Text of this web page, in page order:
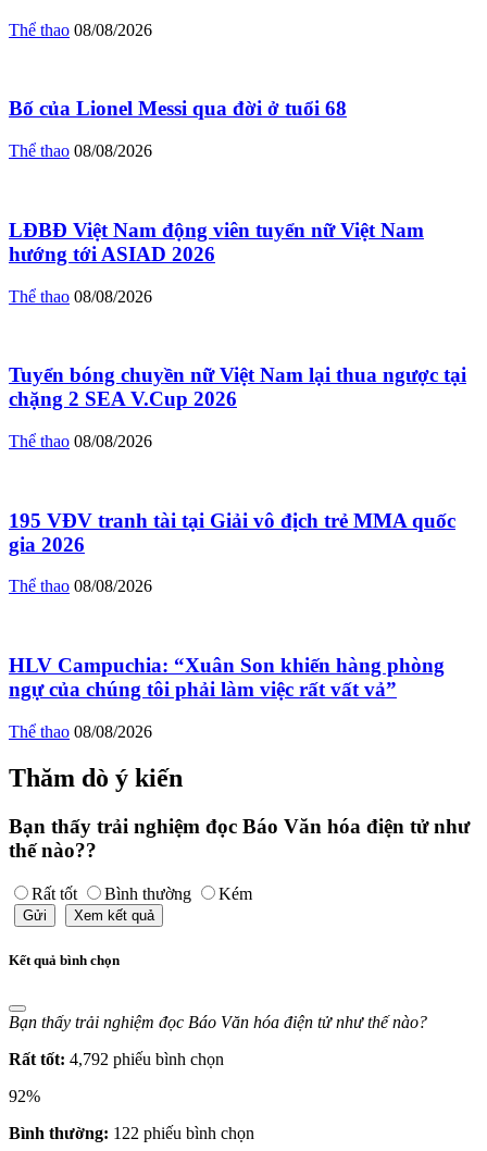
Thể thao 08/08/2026
Bố của Lionel Messi qua đời ở tuổi 68
Thể thao 08/08/2026
LĐBĐ Việt Nam động viên tuyển nữ Việt Nam
hướng tới ASIAD 2026
Thể thao 08/08/2026
Tuyển bóng chuyền nữ Việt Nam lại thua ngược tại
chặng 2 SEA V.Cup 2026
Thể thao 08/08/2026
195 VĐV tranh tài tại Giải vô địch trẻ MMA quốc
gia 2026
Thể thao 08/08/2026
HLV Campuchia: “Xuân Son khiến hàng phòng
ngự của chúng tôi phải làm việc rất vất vả”
Thể thao 08/08/2026
Thăm dò ý kiến
Bạn thấy trải nghiệm đọc Báo Văn hóa điện tử như
thế nào??
Rất tốt Bình thường Kém
Gửi Xem kết quả
Kết quả bình chọn
Bạn thấy trải nghiệm đọc Báo Văn hóa điện tử như thế nào?
Rất tốt: 4,792 phiếu bình chọn
92%
Bình thường: 122 phiếu bình chọn